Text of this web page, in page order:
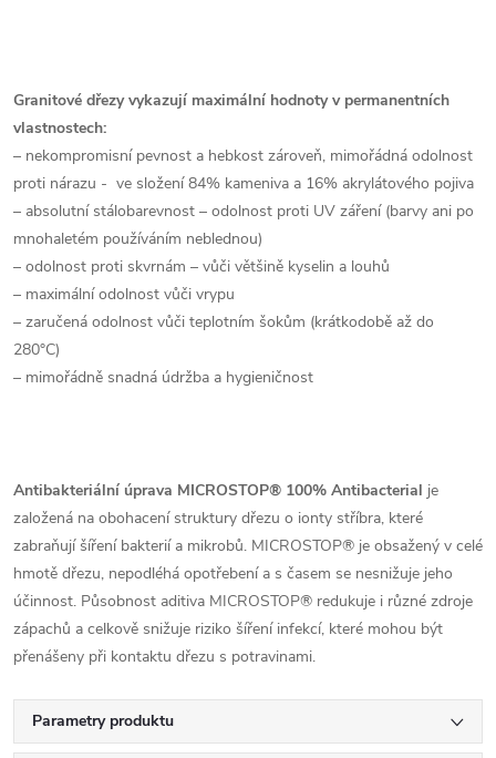
Granitové dřezy vykazují maximální hodnoty v permanentních
vlastnostech:
– nekompromisní pevnost a hebkost zároveň, mimořádná odolnost
proti nárazu - ve složení 84% kameniva a 16% akrylátového pojiva
– absolutní stálobarevnost – odolnost proti UV záření (barvy ani po
mnohaletém používáním neblednou)
– odolnost proti skvrnám – vůči většině kyselin a louhů
– maximální odolnost vůči vrypu
– zaručená odolnost vůči teplotním šokům (krátkodobě až do
280°C)
– mimořádně snadná údržba a hygieničnost
Antibakteriální úprava MICROSTOP® 100% Antibacterial je
založená na obohacení struktury dřezu o ionty stříbra, které
zabraňují šíření bakterií a mikrobů. MICROSTOP® je obsažený v celé
hmotě dřezu, nepodléhá opotřebení a s časem se nesnižuje jeho
účinnost. Působnost aditiva MICROSTOP® redukuje i různé zdroje
zápachů a celkově snižuje riziko šíření infekcí, které mohou být
přenášeny při kontaktu dřezu s potravinami.
Parametry produktu